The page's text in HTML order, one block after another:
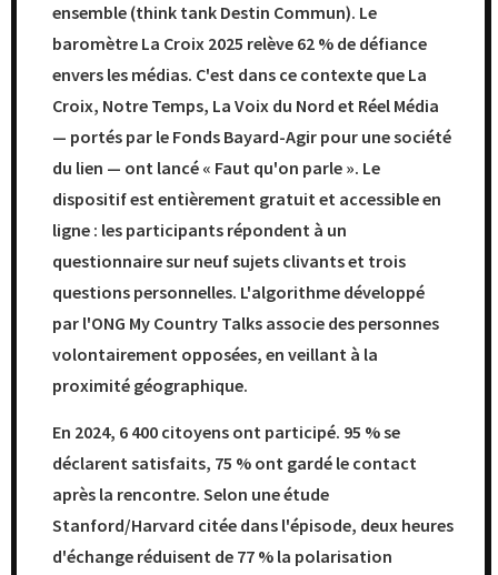
ensemble (think tank Destin Commun). Le
baromètre La Croix 2025 relève 62 % de défiance
envers les médias. C'est dans ce contexte que La
Croix, Notre Temps, La Voix du Nord et Réel Média
— portés par le Fonds Bayard-Agir pour une société
du lien — ont lancé « Faut qu'on parle ». Le
dispositif est entièrement gratuit et accessible en
ligne : les participants répondent à un
questionnaire sur neuf sujets clivants et trois
questions personnelles. L'algorithme développé
par l'ONG My Country Talks associe des personnes
volontairement opposées, en veillant à la
proximité géographique.
En 2024, 6 400 citoyens ont participé. 95 % se
déclarent satisfaits, 75 % ont gardé le contact
après la rencontre. Selon une étude
Stanford/Harvard citée dans l'épisode, deux heures
d'échange réduisent de 77 % la polarisation